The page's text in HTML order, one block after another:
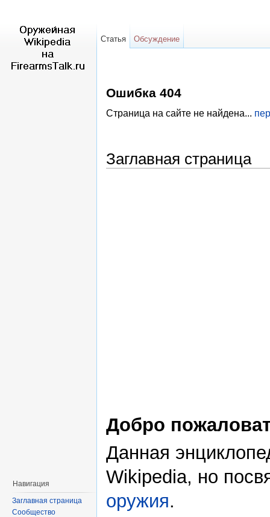
Ошибка 404
Страница на сайте не найдена...
Заглавная страница
Добро
Данная
Wikipedia, но
оружия.
Статья Обсуждение
Навигация
Заглавная страница
Сообщество